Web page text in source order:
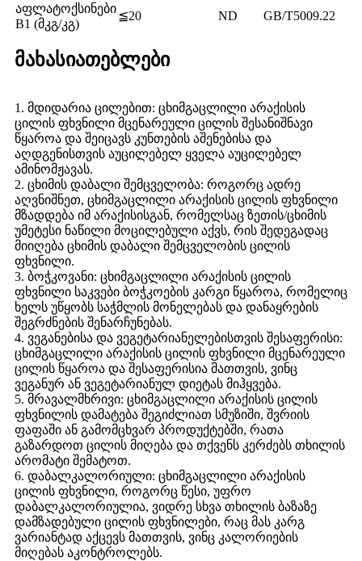
აფლატოქსინები
B1 (მკგ/კგ)
≦20 ND GB/T5009.22
მახასიათებლები
1. მდიდარია ცილებით: ცხიმგაცლილი არაქისის
ცილის ფხვნილი მცენარეული ცილის შესანიშნავი
წყაროა და შეიცავს კუნთების აშენებისა და
აღდგენისთვის აუცილებელ ყველა აუცილებელ
ამინომჟავას.
2. ცხიმის დაბალი შემცველობა: როგორც ადრე
აღვნიშნეთ, ცხიმგაცლილი არაქისის ცილის ფხვნილი
მზადდება იმ არაქისისგან, რომელსაც ზეთის/ცხიმის
უმეტესი ნაწილი მოცილებული აქვს, რის შედეგადაც
მიიღება ცხიმის დაბალი შემცველობის ცილის
ფხვნილი.
3. ბოჭკოვანი: ცხიმგაცლილი არაქისის ცილის
ფხვნილი საკვები ბოჭკოების კარგი წყაროა, რომელიც
ხელს უწყობს საჭმლის მონელებას და დანაყრების
შეგრძნების შენარჩუნებას.
4. ვეგანებისა და ვეგეტარიანელებისთვის შესაფერისი:
ცხიმგაცლილი არაქისის ცილის ფხვნილი მცენარეული
ცილის წყაროა და შესაფერისია მათთვის, ვინც
ვეგანურ ან ვეგეტარიანულ დიეტას მიჰყვება.
5. მრავალმხრივი: ცხიმგაცლილი არაქისის ცილის
ფხვნილის დამატება შეგიძლიათ სმუზიში, შვრიის
ფაფაში ან გამომცხვარ პროდუქტებში, რათა
გაზარდოთ ცილის მიღება და თქვენს კერძებს თხილის
არომატი შემატოთ.
6. დაბალკალორიული: ცხიმგაცლილი არაქისის
ცილის ფხვნილი, როგორც წესი, უფრო
დაბალკალორიულია, ვიდრე სხვა თხილის ბაზაზე
დამზადებული ცილის ფხვნილები, რაც მას კარგ
ვარიანტად აქცევს მათთვის, ვინც კალორიების
მიღებას აკონტროლებს.